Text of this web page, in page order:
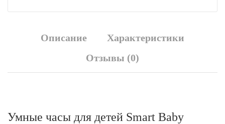
Описание
Характеристики
Отзывы (0)
Умные часы для детей Smart Baby